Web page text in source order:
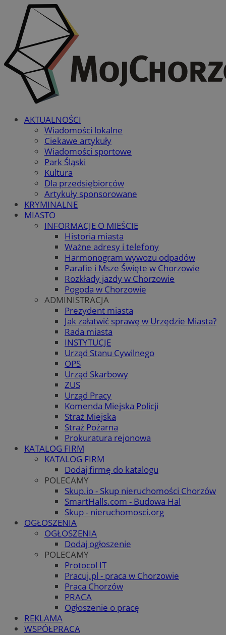
AKTUALNOŚCI
Wiadomości lokalne
Ciekawe artykuły
Wiadomości sportowe
Park Śląski
Kultura
Dla przedsiębiorców
Artykuły sponsorowane
KRYMINALNE
MIASTO
INFORMACJE O MIEŚCIE
Historia miasta
Ważne adresy i telefony
Harmonogram wywozu odpadów
Parafie i Msze Święte w Chorzowie
Rozkłady jazdy w Chorzowie
Pogoda w Chorzowie
ADMINISTRACJA
Prezydent miasta
Jak załatwić sprawę w Urzędzie Miasta?
Rada miasta
INSTYTUCJE
Urząd Stanu Cywilnego
OPS
Urząd Skarbowy
ZUS
Urząd Pracy
Komenda Miejska Policji
Straż Miejska
Straż Pożarna
Prokuratura rejonowa
KATALOG FIRM
KATALOG FIRM
Dodaj firmę do katalogu
POLECAMY
Skup.io - Skup nieruchomości Chorzów
SmartHalls.com - Budowa Hal
Skup - nieruchomosci.org
OGŁOSZENIA
OGŁOSZENIA
Dodaj ogłoszenie
POLECAMY
Protocol IT
Pracuj.pl - praca w Chorzowie
Praca Chorzów
PRACA
Ogłoszenie o pracę
REKLAMA
WSPÓŁPRACA